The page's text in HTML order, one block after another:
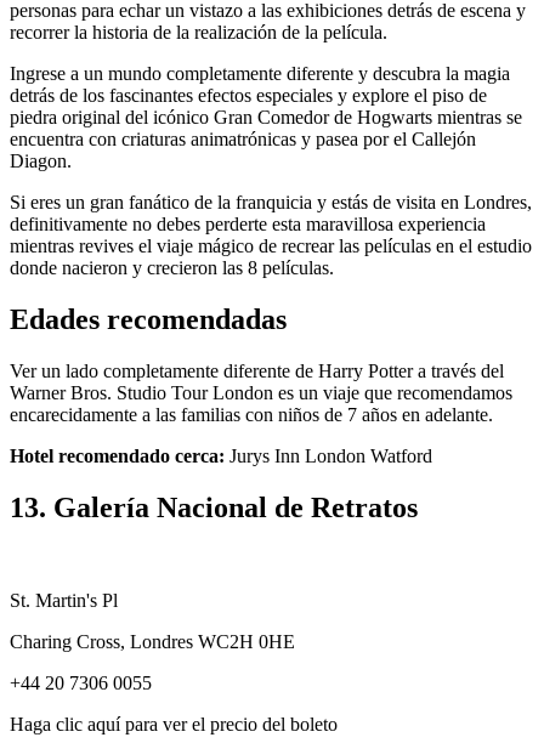
personas para echar un vistazo a las exhibiciones detrás de escena y
recorrer la historia de la realización de la película.
Ingrese a un mundo completamente diferente y descubra la magia
detrás de los fascinantes efectos especiales y explore el piso de
piedra original del icónico Gran Comedor de Hogwarts mientras se
encuentra con criaturas animatrónicas y pasea por el Callejón
Diagon.
Si eres un gran fanático de la franquicia y estás de visita en Londres,
definitivamente no debes perderte esta maravillosa experiencia
mientras revives el viaje mágico de recrear las películas en el estudio
donde nacieron y crecieron las 8 películas.
Edades recomendadas
Ver un lado completamente diferente de Harry Potter a través del
Warner Bros. Studio Tour London es un viaje que recomendamos
encarecidamente a las familias con niños de 7 años en adelante.
Hotel recomendado cerca: Jurys Inn London Watford
13. Galería Nacional de Retratos
St. Martin's Pl
Charing Cross, Londres WC2H 0HE
+44 20 7306 0055
Haga clic aquí para ver el precio del boleto